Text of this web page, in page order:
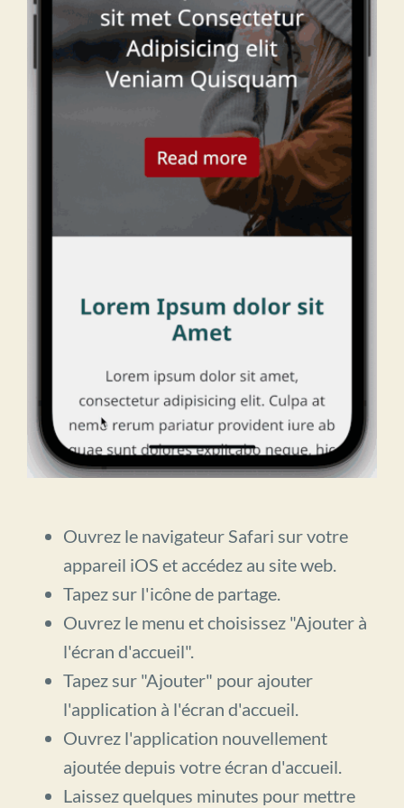
Ouvrez le navigateur Safari sur votre
appareil iOS et accédez au site web.
Tapez sur l'icône de partage.
Ouvrez le menu et choisissez "Ajouter à
l'écran d'accueil".
Tapez sur "Ajouter" pour ajouter
l'application à l'écran d'accueil.
Ouvrez l'application nouvellement
ajoutée depuis votre écran d'accueil.
Laissez quelques minutes pour mettre